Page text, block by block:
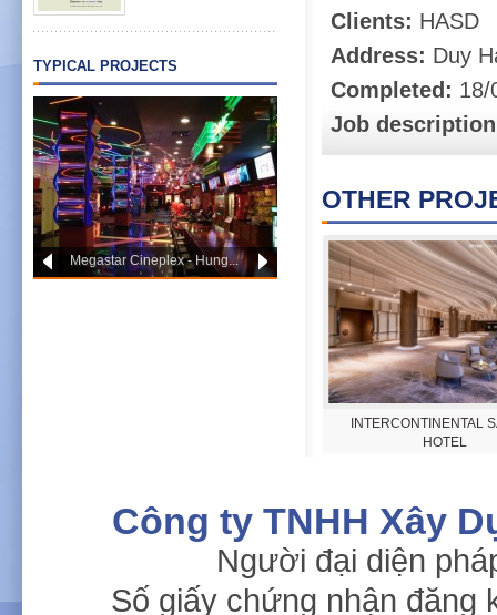
TYPICAL PROJECTS
HSBC Etown
Clients: HASD
Address: Duy
Completed: 18/
Job
OTHER
INTERCONTINENTAL
HOTEL
Công ty TNHH Xây
Người đại diện
Số giấy chứng nhận đăng